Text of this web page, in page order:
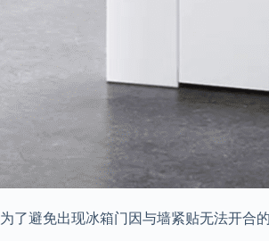
为了避免出现冰箱门因与墙紧贴无法开合